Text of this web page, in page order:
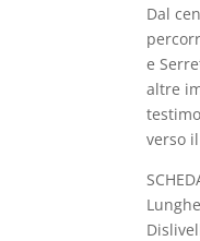
Dal
e
altre
verso